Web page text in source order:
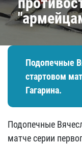
Подопечные
стартовом
Гагарина.
Подопечные
матче серии